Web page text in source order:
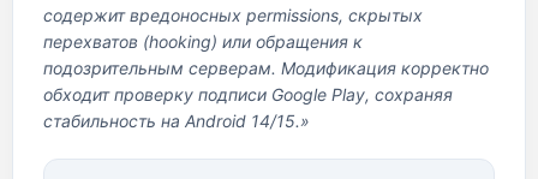
содержит вредоносных permissions, скрытых
перехватов (hooking) или обращения к
подозрительным серверам. Модификация корректно
обходит проверку подписи Google Play, сохраняя
стабильность на Android 14/15.»